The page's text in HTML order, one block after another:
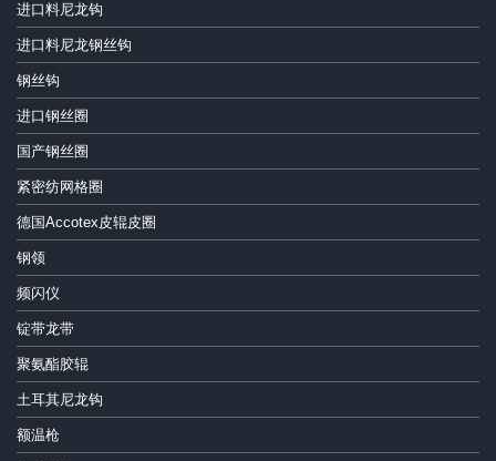
进口料尼龙钩
进口料尼龙钢丝钩
钢丝钩
进口钢丝圈
国产钢丝圈
紧密纺网格圈
德国Accotex皮辊皮圈
钢领
频闪仪
锭带龙带
聚氨酯胶辊
土耳其尼龙钩
额温枪